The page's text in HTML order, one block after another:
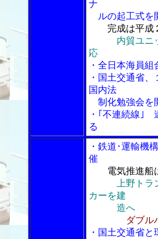
ナ
ルの起工式を
完成は平成
内貿ユニ
応
・全日本海員
・国土交通省
国内法
制化勉強会を
・｢不連続線｣
る
・鉄道･運輸機
催
電気推進船
上野ト
カーを建
造へ
ダブル
・国土交通省